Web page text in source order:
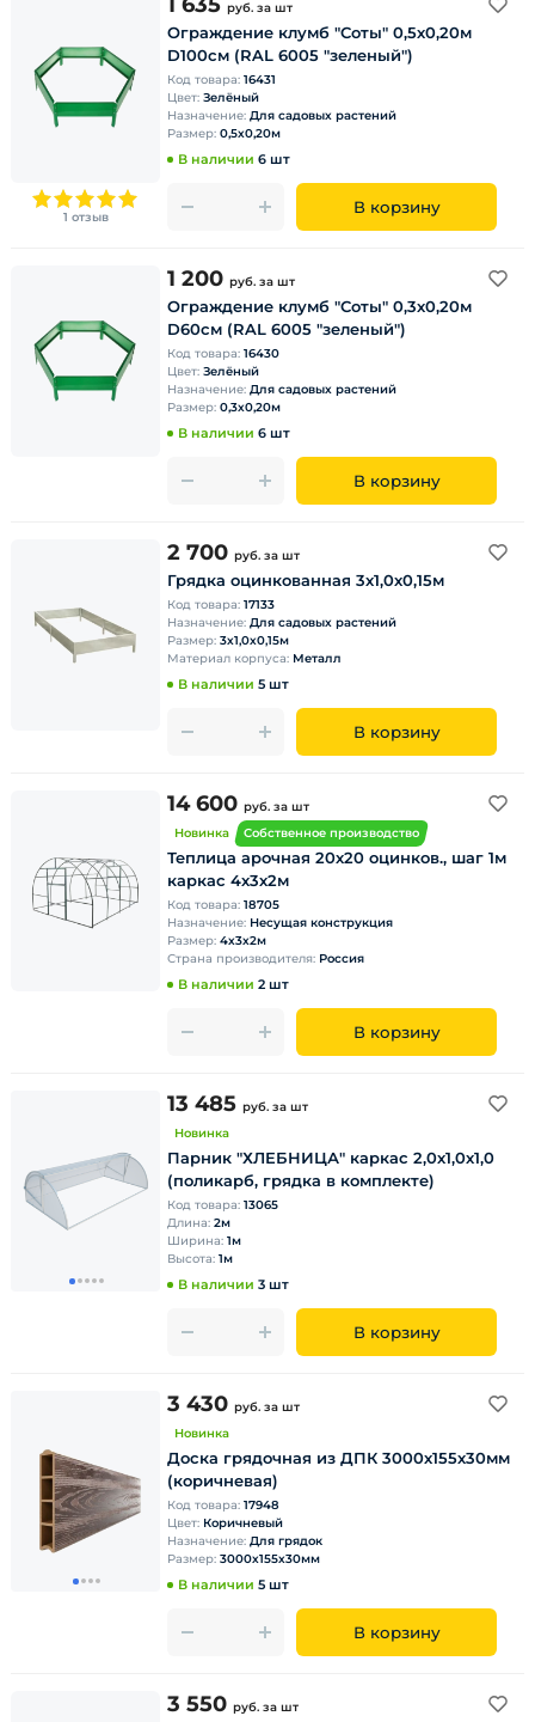
1 отзыв
руб. за шт
Ограждение клумб "Соты" 0,5х0,20м
D100см (RAL 6005 "зеленый")
Код товара: 16431
Цвет: Зелёный
Назначение: Для садовых растений
Размер: 0,5х0,20м
В наличии 6 шт
В корзину
1 200 руб. за шт
Ограждение клумб "Соты" 0,3х0,20м
D60см (RAL 6005 "зеленый")
Код товара: 16430
Цвет: Зелёный
Назначение: Для садовых растений
Размер: 0,3х0,20м
В наличии 6 шт
В корзину
2 700 руб. за шт
Грядка оцинкованная 3х1,0х0,15м
Код товара: 17133
Назначение: Для садовых растений
Размер: 3х1,0х0,15м
Материал корпуса: Металл
В наличии 5 шт
В корзину
14 600 руб. за шт
Новинка
Собственное производство
Теплица арочная 20х20 оцинков., шаг 1м
каркас 4х3х2м
Код товара: 18705
Назначение: Несущая конструкция
Размер: 4х3х2м
Страна производителя: Россия
В наличии 2 шт
В корзину
13 485 руб. за шт
Новинка
Парник "ХЛЕБНИЦА" каркас 2,0х1,0х1,0
(поликарб, грядка в комплекте)
Код товара: 13065
Длина: 2м
Ширина: 1м
Высота: 1м
В наличии 3 шт
В корзину
3 430 руб. за шт
Новинка
Доска грядочная из ДПК 3000х155х30мм
(коричневая)
Код товара: 17948
Цвет: Коричневый
Назначение: Для грядок
Размер: 3000х155х30мм
В наличии 5 шт
В корзину
3 550 руб. за шт